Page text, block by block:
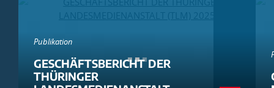
Publikation
GESCHÄFTSBERICHT DER
THÜRINGER